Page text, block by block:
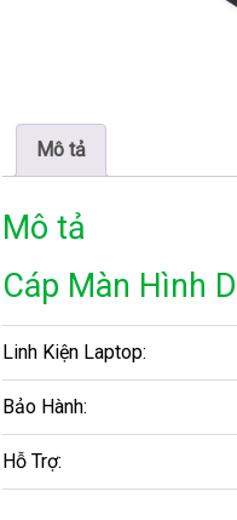
Mô tả
Mô tả
Cáp Màn Hình
Linh Kiện Laptop:
Bảo Hành:
Hỗ Trợ: